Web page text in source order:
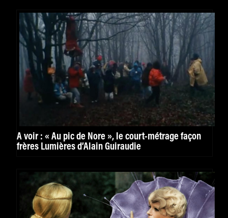
À voir : « Au pic de Nore », le court-métrage façon
frères Lumières d’Alain Guiraudie